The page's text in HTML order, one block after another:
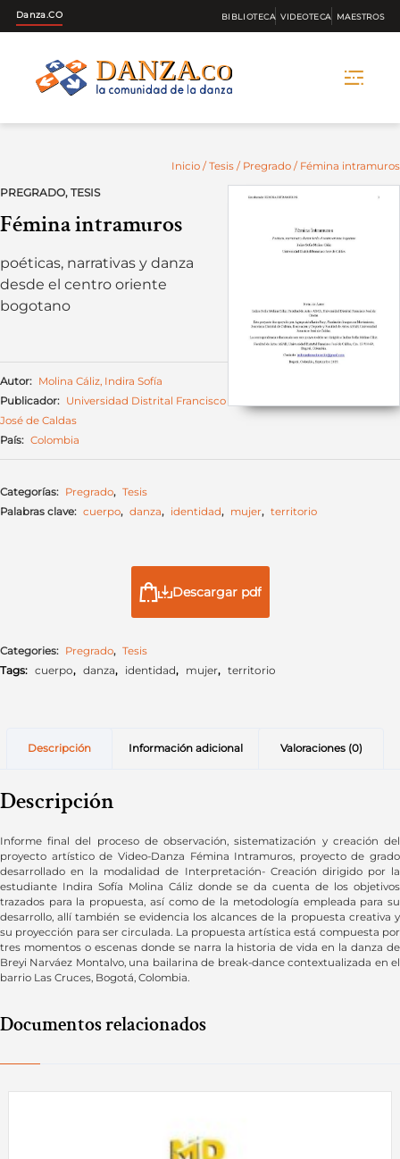
Danza.CO BIBLIOTECA VIDEOTECA MAESTROS
Inicio / Tesis / Pregrado / Fémina intramuros
PREGRADO, TESIS
Fémina intramuros
poéticas, narrativas y danza
desde el centro oriente
bogotano
Autor: Molina Cáliz, Indira Sofía
Publicador: Universidad Distrital Francisco
José de Caldas
País: Colombia
Categorías: Pregrado, Tesis
Palabras clave: cuerpo, danza, identidad, mujer, territorio
Descargar pdf
Categories: Pregrado, Tesis
Tags: cuerpo, danza, identidad, mujer, territorio
Descripción Información adicional Valoraciones (0)
Descripción
Informe final del proceso de observación, sistematización y creación del
proyecto artístico de Video-Danza Fémina Intramuros, proyecto de grado
desarrollado en la modalidad de Interpretación- Creación dirigido por la
estudiante Indira Sofía Molina Cáliz donde se da cuenta de los objetivos
trazados para la propuesta, así como de la metodología empleada para su
desarrollo, allí también se evidencia los alcances de la propuesta creativa y
su proyección para ser circulada. La propuesta artística está compuesta por
tres momentos o escenas donde se narra la historia de vida en la danza de
Breyi Narváez Montalvo, una bailarina de break-dance contextualizada en el
barrio Las Cruces, Bogotá, Colombia.
Documentos relacionados